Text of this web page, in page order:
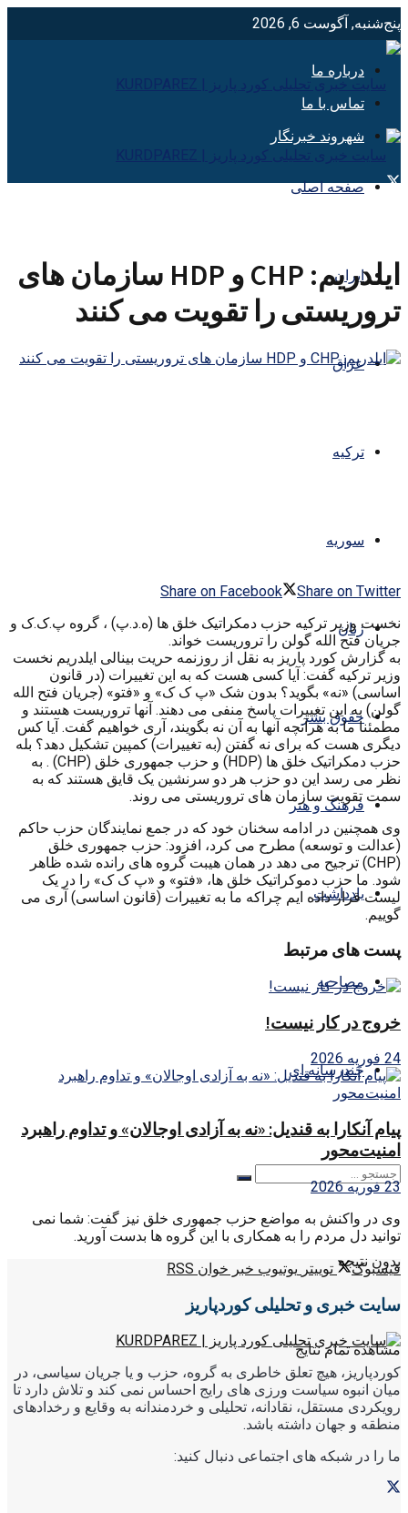
پنج‌شنبه, آگوست 6, 2026
درباره ما
تماس با ما
شهروند خبرنگار
صفحه اصلی
ایران
عراق
ترکیه
سوریه
زنان
حقوق بشر
فرهنگ و هنر
یادداشت
مصاحبه
چندرسانه ای
بدون نتیجه
مشاهده تمام نتایج
ایلدریم: CHP و HDP سازمان های
تروریستی را تقویت می کنند
Share on Facebook
Share on Twitter
نخست وزیر ترکیه حزب دمکراتیک خلق ها (ه.د.پ) ، گروه پ.ک.ک و
جریان فتح الله گولن را تروریست خواند.
به گزارش کورد پاریز به نقل از روزنمه حریت بینالی ایلدریم نخست
وزیر ترکیه گفت: آیا کسی هست که به این تغییرات (در قانون
اساسی) «نه» بگوید؟ بدون شک «پ ک ک» و «فتو» (جریان فتح الله
گولن) به این تغییرات پاسخ منفی می دهند. آنها تروریست هستند و
مطمئنا ما به هرآنچه آنها به آن نه بگویند، آری خواهیم گفت. آیا کس
دیگری هست که برای نه گفتن (به تغییرات) کمپین تشکیل دهد؟ بله
حزب دمکراتیک خلق ها (HDP) و حزب جمهوری خلق (CHP) . به
نظر می رسد این دو حزب هر دو سرنشین یک قایق هستند که به
سمت تقویت سازمان های تروریستی می روند.
وی همچنین در ادامه سخنان خود که در جمع نمایندگان حزب حاکم
(عدالت و توسعه) مطرح می کرد، افزود: حزب جمهوری خلق
(CHP) ترجیح می دهد در همان هیبت گروه های رانده شده ظاهر
شود. ما حزب دموکراتیک خلق ها، «فتو» و «پ ک ک» را در یک
لیست قرار داده ایم چراکه ما به تغییرات (قانون اساسی) آری می
گوییم.
پست های مرتبط
خروج در کار نیست!
24 فوریه 2026
پیام آنکارا به قندیل: «نه به آزادی اوجالان» و تداوم راهبرد
امنیت‌محور
23 فوریه 2026
وی در واکنش به مواضع حزب جمهوری خلق نیز گفت: شما نمی
توانید دل مردم را به همکاری با این گروه ها بدست آورید.
فیسبوک
توییتر یوتیوب خبر خوان RSS
سایت خبری و تحلیلی کوردپاریز
کوردپاریز، هیچ تعلق خاطری به گروه، حزب و یا جریان سیاسی، در
میان انبوه سیاست ورزی های رایج احساس نمی کند و تلاش دارد تا
رویکردی مستقل، نقادانه، تحلیلی و خردمندانه به وقایع و رخدادهای
منطقه و جهان داشته باشد.
ما را در شبکه های اجتماعی دنبال کنید: